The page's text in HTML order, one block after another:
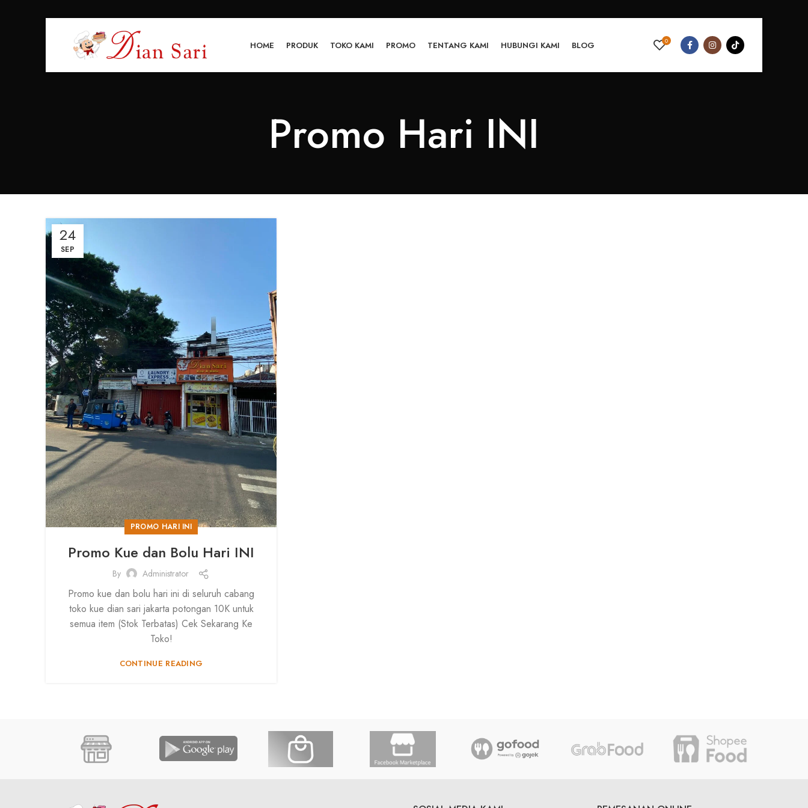
HOME PRODUK TOKO KAMI PROMO TENTANG KAMI HUBUNGI KAMI BLOG 0
Promo Hari INI
24
SEP
PROMO HARI INI
Promo Kue dan Bolu Hari INI
By Administrator
Promo kue dan bolu hari ini di seluruh cabang
toko kue dian sari jakarta potongan 10K untuk
semua item (Stok Terbatas) Cek Sekarang Ke
Toko!
CONTINUE READING